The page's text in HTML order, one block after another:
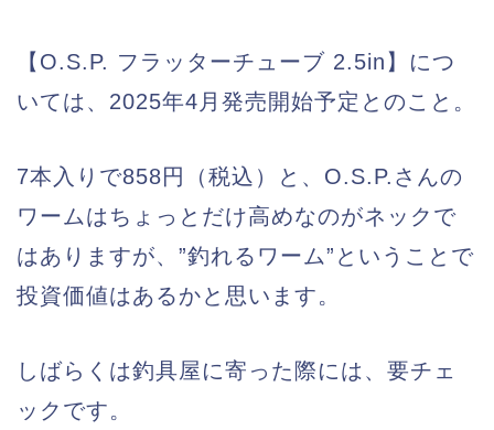
【O.S.P. フラッターチューブ 2.5in】につ
いては、2025年4月発売開始予定とのこと。
7本入りで858円（税込）と、O.S.P.さんの
ワームはちょっとだけ高めなのがネックで
はありますが、”釣れるワーム”ということで
投資価値はあるかと思います。
しばらくは釣具屋に寄った際には、要チェ
ックです。